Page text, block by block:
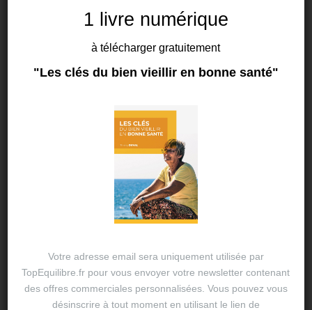
La malbouffe, cette
vraie maladie
alimentaire
Thierry DUVAL
29 AVR 2024
cancers,diabète,fast-food
malbouffe,nutriscore
santé publique,sel
supermarché
1 livre numérique
à télécharger gratuitement
"Les clés du bien vieillir en bonne santé"
Votre adresse email sera uniquement utilisée par
TopEquilibre.fr pour vous envoyer votre newsletter contenant
des offres commerciales personnalisées. Vous pouvez vous
désinscrire à tout moment en utilisant le lien de